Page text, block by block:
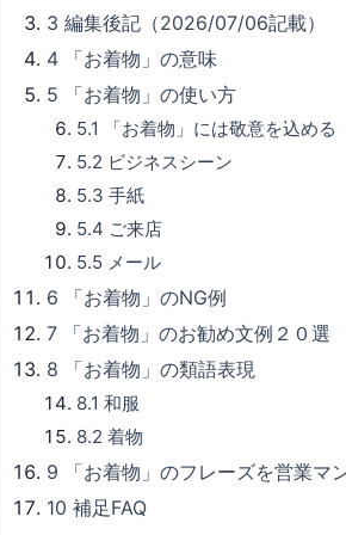
3編集後記（2026/07/06記載）
4
「お着物」の意味
5
「お着物」の使い方
5.1
「お着物」には敬意を込める
5.2 ビジネスシーン
5.3 手紙
5.4 ご来店
5.5 メール
6
「お着物」のNG例
7
「お着物」のお勧め文例２０選
8
「お着物」の類語表現
8.1 和服
8.2 着物
9
「お着物」のフレーズを営業マ
10補足FAQ